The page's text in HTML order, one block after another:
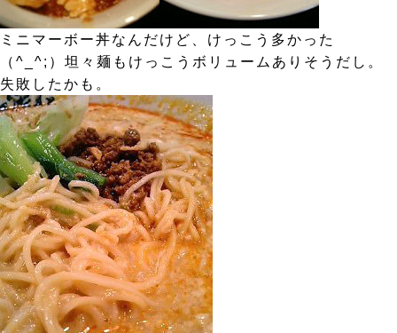
ミニマーボー丼なんだけど、けっこう多かった
（^_^;）坦々麺もけっこうボリュームありそうだし。
失敗したかも。